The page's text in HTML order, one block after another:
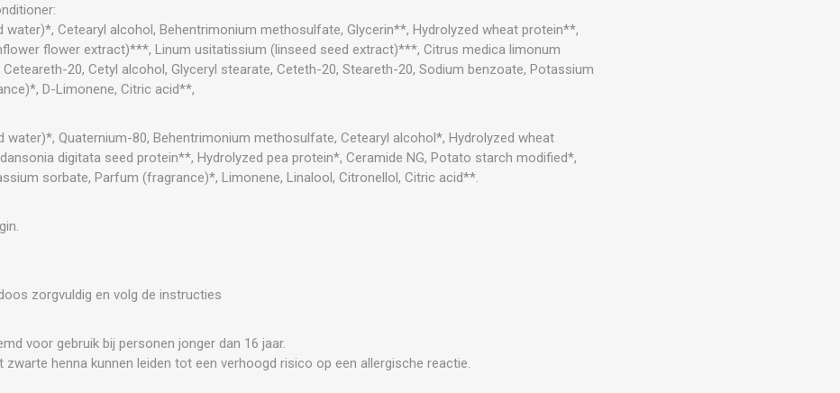
water)*, Cetearyl alcohol, Behentrimonium methosulfate, Glycerin**, Hydrolyzed wheat protein**,
flower extract)***, Linum usitatissium (linseed seed extract)***, Citrus medica limonum
20, Cetyl alcohol, Glyceryl stearate, Ceteth-20, Steareth-20, Sodium benzoate, Potassium
D-Limonene, Citric acid**,
water)*, Quaternium-80, Behentrimonium methosulfate, Cetearyl alcohol*, Hydrolyzed wheat
digitata seed protein**, Hydrolyzed pea protein*, Ceramide NG, Potato starch modified*,
sorbate, Parfum (fragrance)*, Limonene, Linalool, Citronellol, Citric acid**.
zorgvuldig en volg de instructies
voor gebruik bij personen jonger dan 16 jaar.
zwarte henna kunnen leiden tot een verhoogd risico op een allergische reactie.